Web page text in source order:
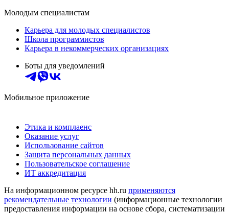
Молодым специалистам
Карьера для молодых специалистов
Школа программистов
Карьера в некоммерческих организациях
Боты для уведомлений
Мобильное приложение
Этика и комплаенс
Оказание услуг
Использование сайтов
Защита персональных данных
Пользовательское соглашение
ИТ аккредитация
На информационном ресурсе hh.ru применяются
рекомендательные технологии (информационные технологии
предоставления информации на основе сбора, систематизации